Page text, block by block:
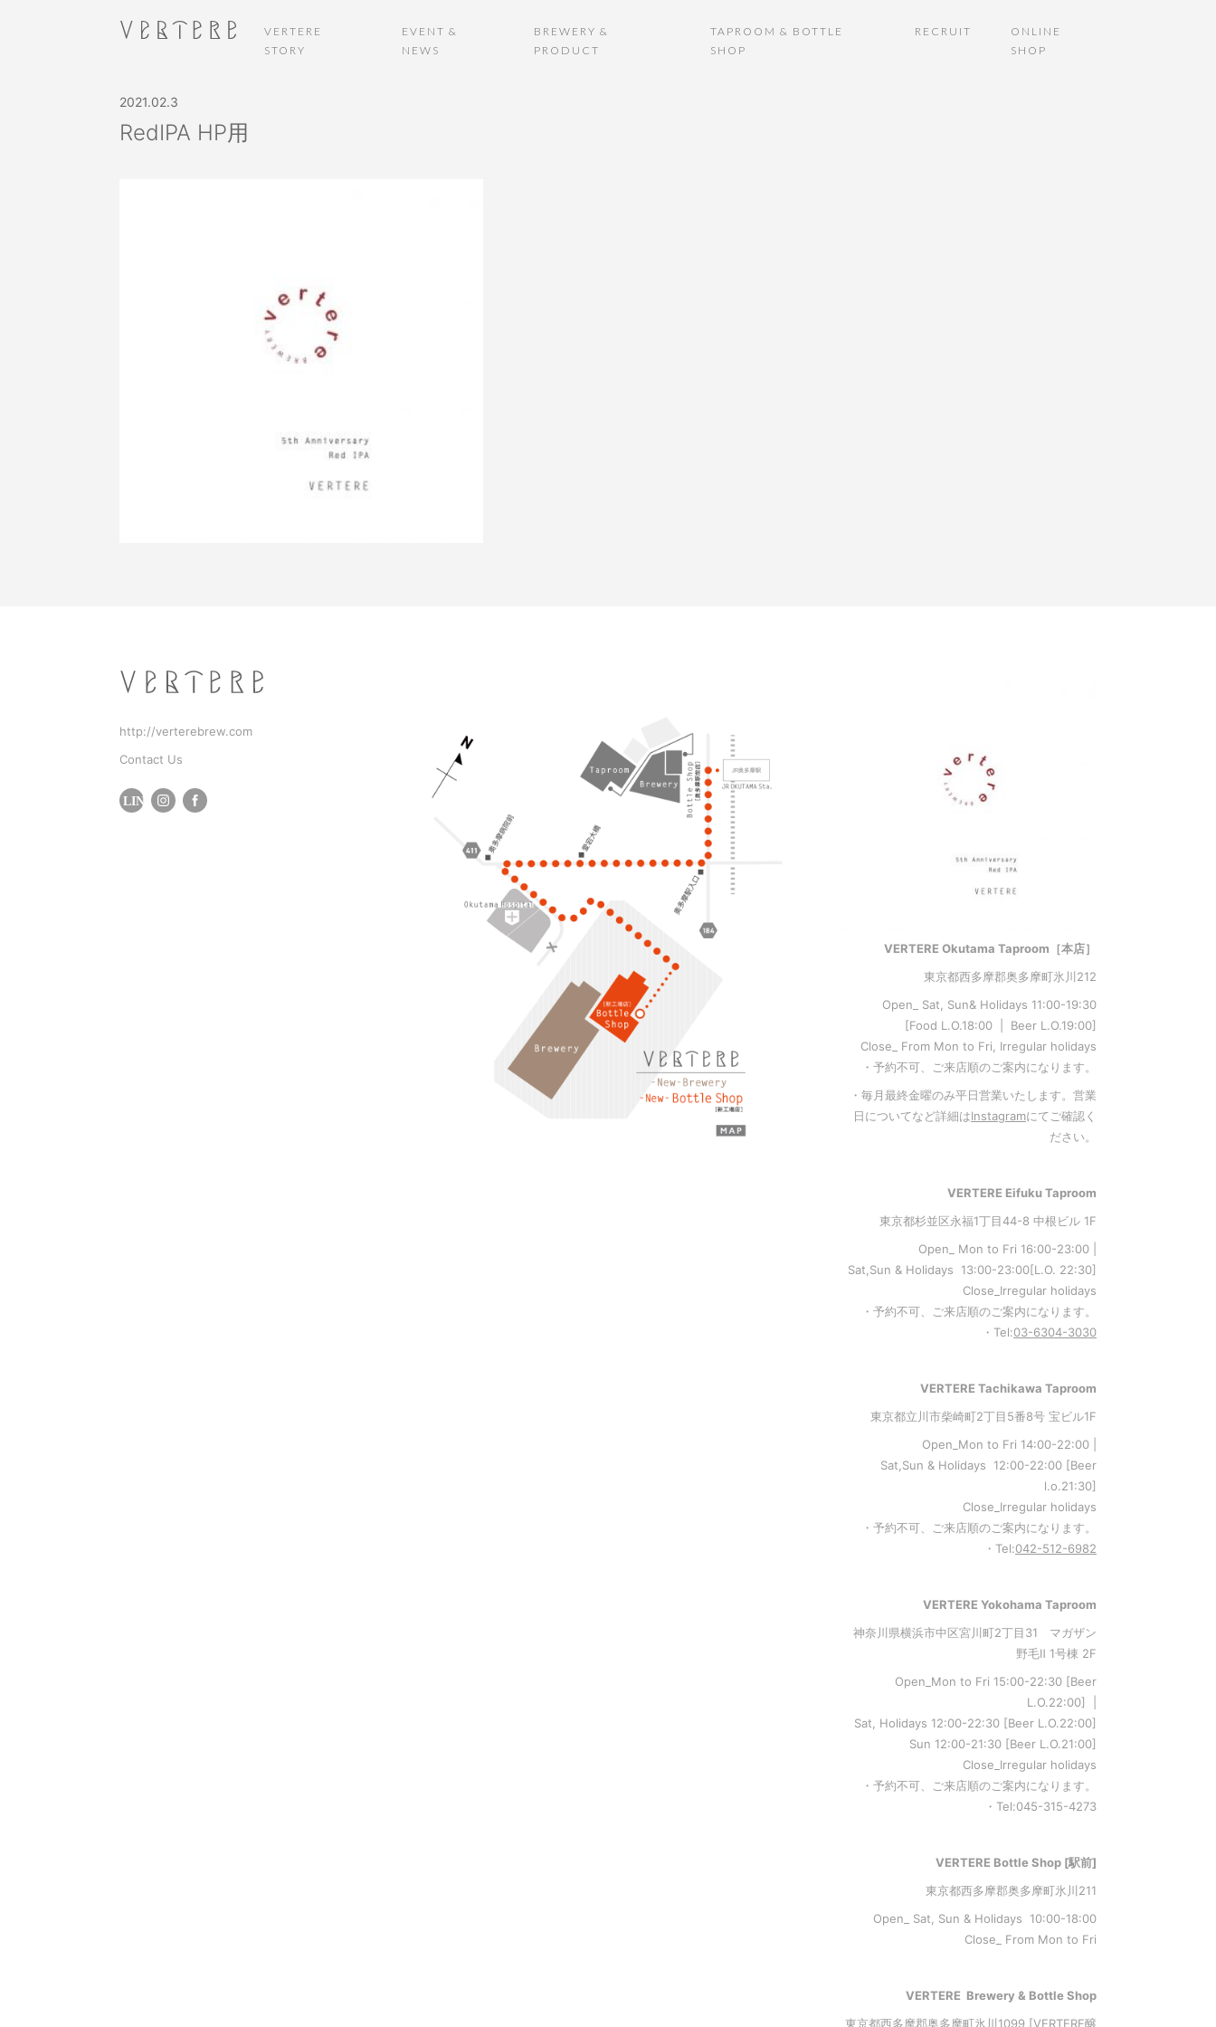
VERTERE
STORY
EVENT &
NEWS
BREWERY &
PRODUCT
TAPROOM & BOTTLE
SHOP
RECRUIT
ONLINE
SHOP
2021.02.3
RedIPA HP用
http://verterebrew.com
Contact Us
VERTERE Okutama Taproom［本店］
東京都西多摩郡奥多摩町氷川212
Open_ Sat, Sun& Holidays 11:00-19:30
[Food L.O.18:00 | Beer L.O.19:00]
Close_ From Mon to Fri, Irregular holidays
・予約不可、ご来店順のご案内になります。
・毎月最終金曜のみ平日営業いたします。営業
日についてなど詳細はInstagramにてご確認く
ださい。
VERTERE Eifuku Taproom
東京都杉並区永福1丁目44-8 中根ビル 1F
Open_ Mon to Fri 16:00-23:00 |
Sat,Sun & Holidays 13:00-23:00[L .O. 22:30]
Close_Irregular holidays
・予約不可、ご来店順のご案内になります。
・Tel:03-6304-3030
VERTERE Tachikawa Taproom
東京都立川市柴崎町2丁目5番8号 宝ビル1F
Open_Mon to Fri 14:00-22:00 |
Sat,Sun & Holidays 12:00-22:00 [Beer
l.o.21:30]
Close_Irregular holidays
・予約不可、ご来店順のご案内になります。
・Tel:042-512-6982
VERTERE Yokohama Taproom
神奈川県横浜市中区宮川町2丁目31 マガザン
野毛Ⅱ 1号棟 2F
Open_Mon to Fri 15:00-22:30 [Beer
L.O.22:00] |
Sat, Holidays 12:00-22:30 [Beer L.O.22:00]
Sun 12:00-21:30 [Beer L.O.21:00]
Close_Irregular holidays
・予約不可、ご来店順のご案内になります。
・Tel:045-315-4273
VERTERE Bottle Shop [駅前]
東京都西多摩郡奥多摩町氷川211
Open_ Sat, Sun & Holidays 10:00-18:00
Close_ From Mon to Fri
VERTERE Brewery & Bottle Shop
東京都西多摩郡奥多摩町氷川1099 [VERTERE醸